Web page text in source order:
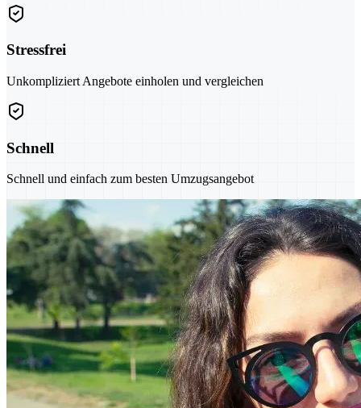
Stressfrei
Unkompliziert Angebote einholen und vergleichen
Schnell
Schnell und einfach zum besten Umzugsangebot